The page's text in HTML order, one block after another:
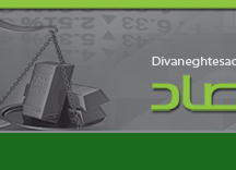
رفتن
محتوای
اصلی